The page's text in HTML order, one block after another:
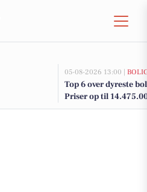
05-08-2026 13:00 |
Top 6 over dyreste
Priser op til